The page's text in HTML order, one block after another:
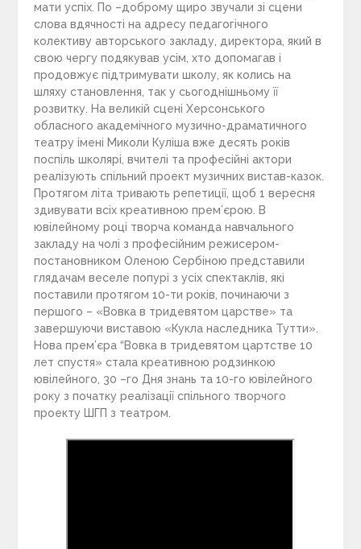
мати успіх. По –доброму щиро звучали зі сцени
слова вдячності на адресу педагогічного
колективу авторського закладу, директора, який в
свою чергу подякував усім, хто допомагав і
продовжує підтримувати школу, як колись на
шляху становлення, так у сьогоднішньому її
розвитку. На великій сцені Херсонського
обласного академічного музично-драматичного
театру імені Миколи Куліша вже десять років
поспіль школярі, вчителі та професійні актори
реалізують спільний проект музичних вистав-казок.
Протягом літа тривають репетиції, щоб 1 вересня
здивувати всіх креативною прем’єрою. В
ювілейному році творча команда навчального
закладу на чолі з професійним режисером-
постановником Оленою Сербіною представили
глядачам веселе попурі з усіх спектаклів, які
поставили протягом 10-ти років, починаючи з
першого – «Вовка в тридевятом царстве» та
завершуючи виставою «Кукла наследника Тутти».
Нова прем’єра “Вовка в тридевятом цартстве 10
лет спустя» стала креативною родзинкою
ювілейного, 30 –го Дня знань та 10-го ювілейного
року з початку реалізації спільного творчого
проекту ШГП з театром.